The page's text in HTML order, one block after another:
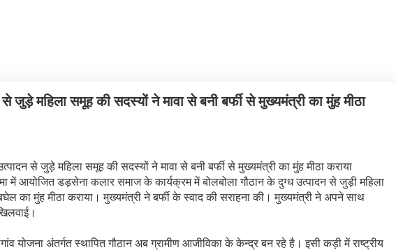
से जुड़े महिला समूह की सदस्यों ने मावा से बनी बर्फी से मुख्यमंत्री का मुंह मीठा
में आयोजित डड़सेना कलार समाज के कार्यक्रम में बोलबोला गौठान के दुग्ध उत्पादन से जुड़ी महिला
का मुंह मीठा कराया। मुख्यमंत्री ने बर्फी के स्वाद की सराहना की। मुख्यमंत्री ने अपने साथ
योजना अंतर्गत स्थापित गौठान अब ग्रामीण आजीविका के केन्द्र बन रहे है। इसी कड़ी में राष्ट्रीय